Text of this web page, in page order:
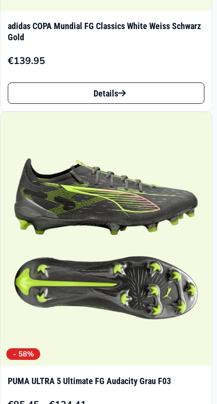
adidas COPA Mundial FG Classics White Weiss Schwarz
Gold
€139.95
Dieses
Produkt
auf.
Die
Optionen
können
Produktseite
gewählt
werden
Details
- 58%
PUMA ULTRA 5 Ultimate FG Audacity Grau F03